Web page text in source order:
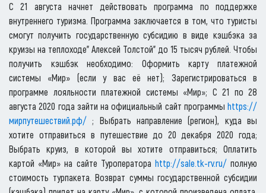
С 21 августа начнет действовать программа по поддержке
внутреннего туризма. Программа заключается в том, что туристы
смогут получить государственную субсидию в виде кэшбэка за
круизы на теплоходе" Алексей Толстой" до 15 тысяч рублей. Чтобы
получить кэшбэк необходимо: Оформить карту платежной
системы «Мир» (если у вас её нет); Зарегистрироваться в
программе лояльности платежной системы «Мир»; С 21 по 28
августа 2020 года зайти на официальный сайт программы https://
мирпутешествий.рф/ ; Выбрать направление (регион), куда вы
хотите отправиться в путешествие до 20 декабря 2020 года;
Выбрать круиз, в которой вы хотите отправиться; Оплатить
картой «Мир» на сайте Туроператора http://sale.tk-rv.ru/полную
стоимость турпакета. Возврат суммы государственной субсидии